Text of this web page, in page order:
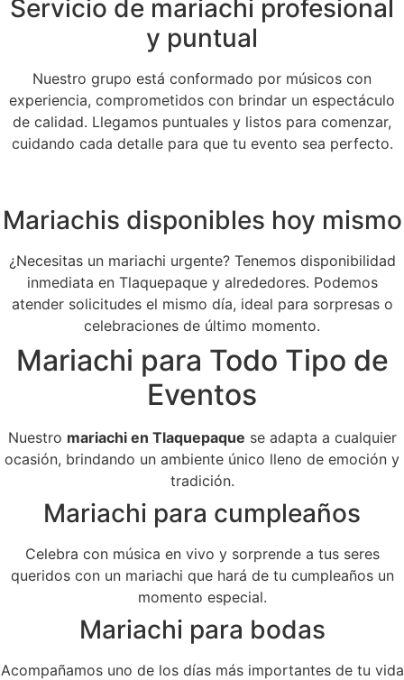
Servicio de mariachi profesional
y puntual
Nuestro grupo está conformado por músicos con
experiencia, comprometidos con brindar un espectáculo
de calidad. Llegamos puntuales y listos para comenzar,
cuidando cada detalle para que tu evento sea perfecto.
Mariachis disponibles hoy mismo
¿Necesitas un mariachi urgente? Tenemos disponibilidad
inmediata en Tlaquepaque y alrededores. Podemos
atender solicitudes el mismo día, ideal para sorpresas o
celebraciones de último momento.
Mariachi para Todo Tipo de
Eventos
Nuestro mariachi en Tlaquepaque se adapta a cualquier
ocasión, brindando un ambiente único lleno de emoción y
tradición.
Mariachi para cumpleaños
Celebra con música en vivo y sorprende a tus seres
queridos con un mariachi que hará de tu cumpleaños un
momento especial.
Mariachi para bodas
Acompañamos uno de los días más importantes de tu vida